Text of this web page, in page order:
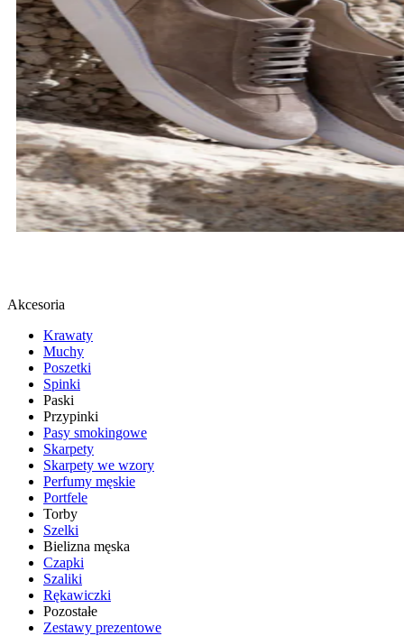
Akcesoria
Krawaty
Muchy
Poszetki
Spinki
Paski
Przypinki
Pasy smokingowe
Skarpety
Skarpety we wzory
Perfumy męskie
Portfele
Torby
Szelki
Bielizna męska
Czapki
Szaliki
Rękawiczki
Pozostałe
Zestawy prezentowe